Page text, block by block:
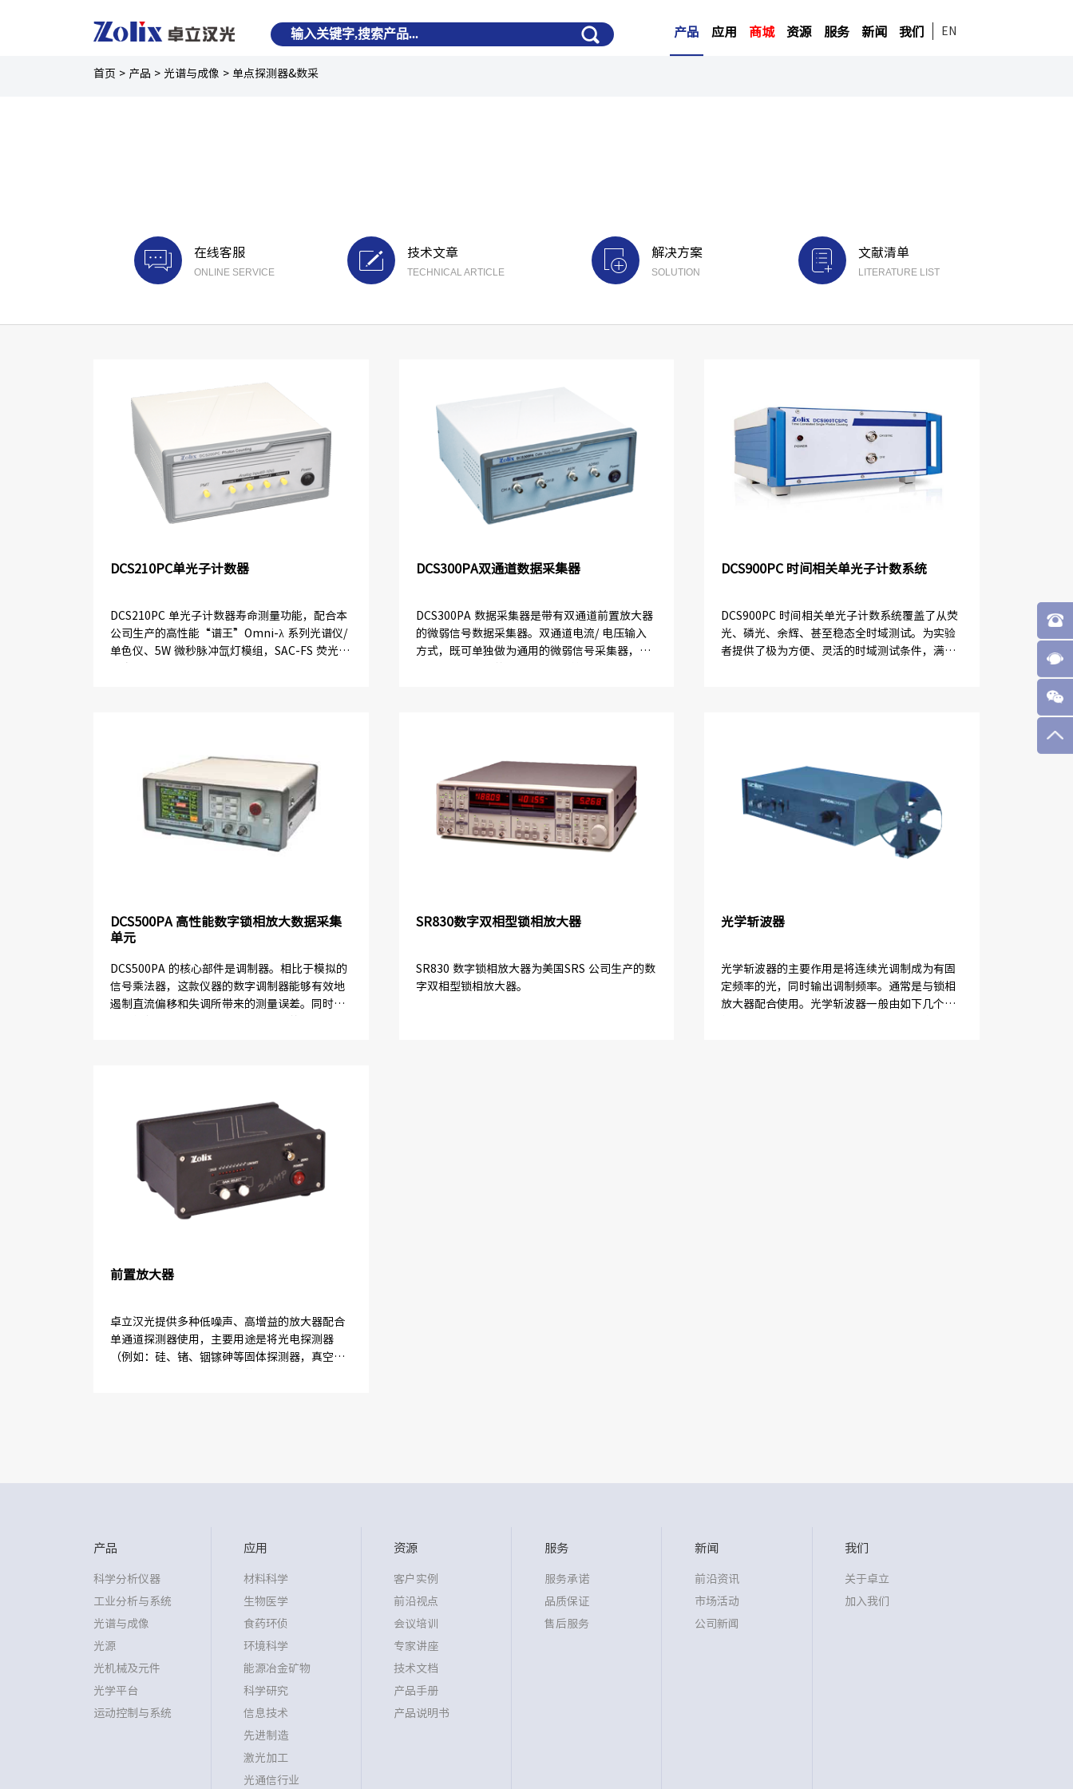
产品 应用 商城 资源 服务 新闻 我们 EN
首页 > 产品 > 光谱与成像 >单点探测器&数采
在线客服
ONLINE SERVICE
技术文章
TECHNICAL ARTICLE
解决方案
SOLUTION
文献清单
LITERATURE LIST
DCS210PC单光子计数器
DCS210PC 单光子计数器寿命测量功能，配合本
公司生产的高性能“谱王”Omni-λ 系列光谱仪/
单色仪、5W 微秒脉冲氙灯模组，SAC-FS 荧光样
DCS300PA双通道数据采集器
DCS300PA 数据采集器是带有双通道前置放大器
的微弱信号数据采集器。双通道电流/ 电压输入
方式，既可单独做为通用的微弱信号采集器，又
DCS900PC 时间相关单光子计数系统
DCS900PC 时间相关单光子计数系统覆盖了从荧
光、磷光、余辉、甚至稳态全时域测试。为实验
者提供了极为方便、灵活的时域测试条件，满足
DCS500PA 高性能数字锁相放大数据采集
单元
DCS500PA 的核心部件是调制器。相比于模拟的
信号乘法器，这款仪器的数字调制器能够有效地
遏制直流偏移和失调所带来的测量误差。同时，
SR830数字双相型锁相放大器
SR830 数字锁相放大器为美国SRS 公司生产的数
字双相型锁相放大器。
光学斩波器
光学斩波器的主要作用是将连续光调制成为有固
定频率的光，同时输出调制频率。通常是与锁相
放大器配合使用。光学斩波器一般由如下几个部
前置放大器
卓立汉光提供多种低噪声、高增益的放大器配合
单通道探测器使用，主要用途是将光电探测器
（例如：硅、锗、铟镓砷等固体探测器，真空光
产品
科学分析仪器
工业分析与系统
光谱与成像
光源
光机械及元件
光学平台
运动控制与系统
应用
材料科学
生物医学
食药环侦
环境科学
能源冶金矿物
科学研究
信息技术
先进制造
激光加工
光通信行业
资源
客户实例
前沿视点
会议培训
专家讲座
技术文档
产品手册
产品说明书
服务
服务承诺
品质保证
售后服务
新闻
前沿资讯
市场活动
公司新闻
我们
关于卓立
加入我们